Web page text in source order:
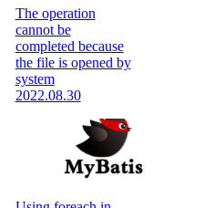
The operation
cannot be
completed because
the file is opened by
system
2022.08.30